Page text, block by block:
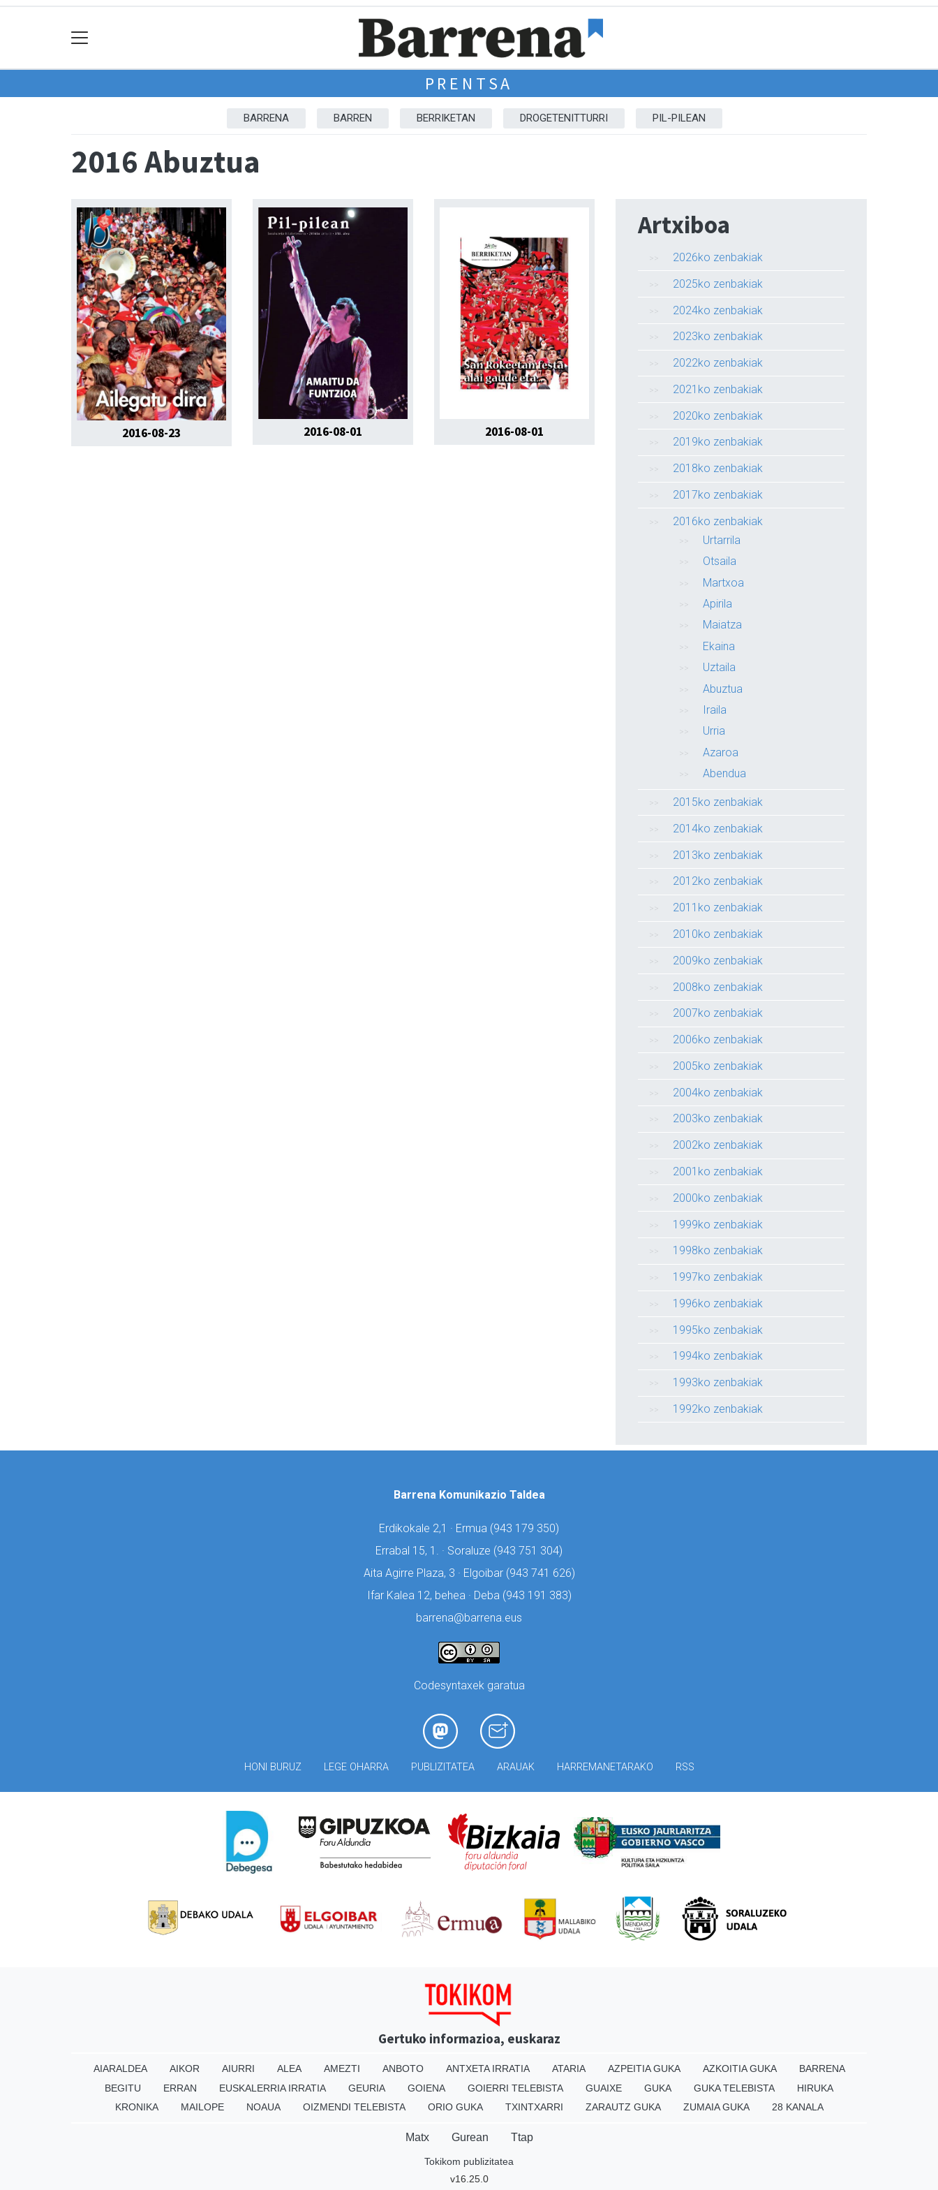
PRENTSA
BARRENA BARREN BERRIKETAN DROGETENITTURRI PIL-PILEAN
2016 Abuztua
2016-08-23 2016-08-01 2016-08-01
Artxiboa
2026ko zenbakiak
2025ko zenbakiak
2024ko zenbakiak
2023ko zenbakiak
2022ko zenbakiak
2021ko zenbakiak
2020ko zenbakiak
2019ko zenbakiak
2018ko zenbakiak
2017ko zenbakiak
2016ko zenbakiak
Urtarrila
Otsaila
Martxoa
Apirila
Maiatza
Ekaina
Uztaila
Abuztua
Iraila
Urria
Azaroa
Abendua
2015ko zenbakiak
2014ko zenbakiak
2013ko zenbakiak
2012ko zenbakiak
2011ko zenbakiak
2010ko zenbakiak
2009ko zenbakiak
2008ko zenbakiak
2007ko zenbakiak
2006ko zenbakiak
2005ko zenbakiak
2004ko zenbakiak
2003ko zenbakiak
2002ko zenbakiak
2001ko zenbakiak
2000ko zenbakiak
1999ko zenbakiak
1998ko zenbakiak
1997ko zenbakiak
1996ko zenbakiak
1995ko zenbakiak
1994ko zenbakiak
1993ko zenbakiak
1992ko zenbakiak
Barrena Komunikazio Taldea
Erdikokale 2,1 · Ermua (943 179 350)
Errabal 15, 1. · Soraluze (943 751 304)
Aita Agirre Plaza, 3 · Elgoibar (943 741 626)
Ifar Kalea 12, behea · Deba (943 191 383)
barrena@barrena.eus
Codesyntaxek garatua
HONI BURUZ LEGE OHARRA PUBLIZITATEA ARAUAK HARREMANETARAKO RSS
Gertuko informazioa, euskaraz
AIARALDEA AIKOR AIURRI ALEA AMEZTI ANBOTO ANTXETA IRRATIA ATARIA AZPEITIA GUKA AZKOITIA GUKA
BARRENA
BEGITU
ERRAN EUSKALERRIA IRRATIA GEURIA GOIENA GOIERRI TELEBISTA GUAIXE GUKA GUKA TELEBISTA
HIRUKA
KRONIKA
MAILOPE NOAUA OIZMENDI TELEBISTA ORIO GUKA TXINTXARRI ZARAUTZ GUKA ZUMAIA GUKA 28 KANALA
Matx Gurean Ttap
Tokikom publizitatea
v16.25.0